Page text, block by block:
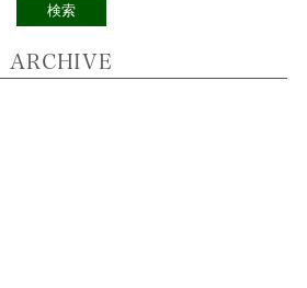
検索
ARCHIVE